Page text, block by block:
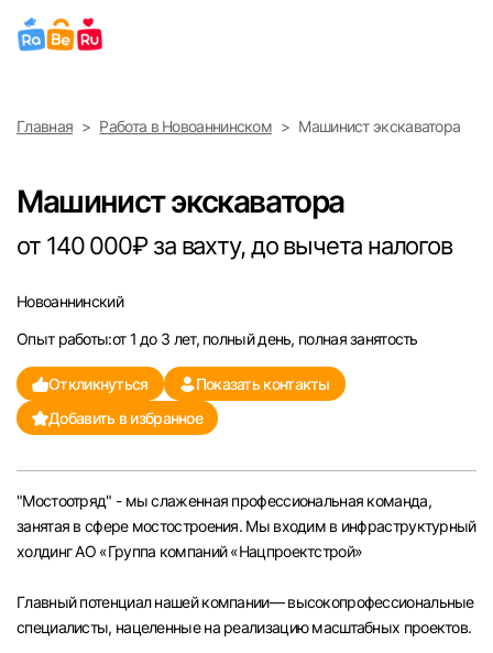
Выберите город
Санкт-Петербург
Ижевск
Екатеринбург
Саратов
Казань
Челябинск
Самара
Главная Работа в Новоаннинском Машинист экскаватора
Машинист экскаватора
от 140 000₽ за вахту, до вычета налогов
Новоаннинский
Опыт работы:от 1 до 3 лет, полный день, полная занятость
Откликнуться
Показать контакты
Добавить в избранное
"Мостоотряд" - мы слаженная профессиональная команда,
занятая в сфере мостостроения. Мы входим в инфраструктурный
холдинг АО «Группа компаний «Нацпроектстрой»
Главный потенциал нашей компании— высокопрофессиональные
специалисты, нацеленные на реализацию масштабных проектов.